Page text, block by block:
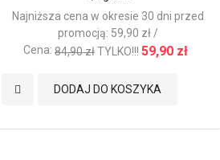
Najniższa cena w okresie 30 dni przed
promocją: 59,90 zł /
Cena: 84,90 złTYLKO!!! 59,90 zł
DODAJ DO KOSZYKA
Dodaj